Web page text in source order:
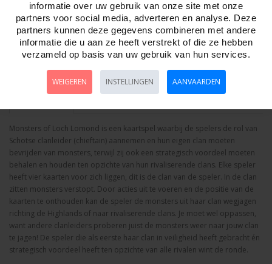
Aantal
Bestellen
Monsters of Loch Lomond is een kaartspel waarbij de spelers de rol van
Schotse clanleider (chieftain) aannemen en hun eigen clan moeten
bevrijden van monsters, terwijl zij ook een strategisch voordeel moeten
behalen en houden ten opzichte van hun rivaliserende clans. Elke speler
heeft vier kaarten voor zich liggen, dit is de clan van de speler. In de clan
zitten monsters verstopt. Door acties uit te voeren en de positie van de
kaarten te onthouden kan de speler de monsters uit haar clan wegjagen
richting de Highlands of naar rivaliserende clans. Je moet wel oppassen,
want andere clanleiders proberen juist de monsters weer naar jouw clan
te jagen! De speler die als eerste haar clan in veiligheid heeft gebracht én
strategisch voordeel heeft ten opzichte van alle rivalen wint de ronde.
informatie over uw gebruik van onze site met onze
partners voor social media, adverteren en analyse. Deze
partners kunnen deze gegevens combineren met andere
informatie die u aan ze heeft verstrekt of die ze hebben
verzameld op basis van uw gebruik van hun services.
WEIGEREN INSTELLINGEN AANVAARDEN